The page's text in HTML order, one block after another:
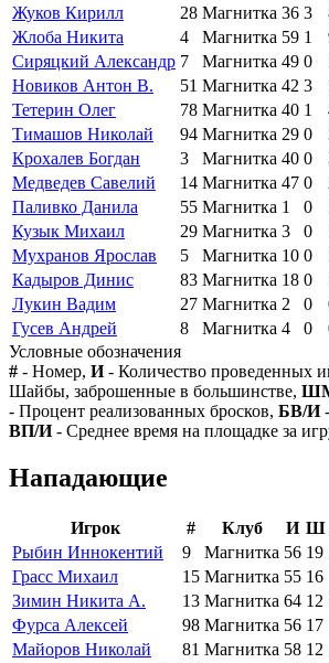
Жуков Кирилл
28 Магнитка 36 3
Жлоба Никита
4 Магнитка 59 1
Сиряцкий Александр 7 Магнитка 49 0
Новиков Антон В.
51 Магнитка 42 3
Тетерин Олег
78 Магнитка 40 1
Тимашов Николай
94 Магнитка 29 0
Крохалев Богдан
3 Магнитка 40 0
Медведев Савелий
14 Магнитка 47 0
Паливко Данила
55 Магнитка 1 0
Кузык Михаил
29 Магнитка 3 0
Мухранов Ярослав
5 Магнитка 10 0
Кадыров Динис
83 Магнитка 18 0
Лукин Вадим
27 Магнитка 2 0
Гусев Андрей
8 Магнитка 4 0
Условные обозначения
# - Номер, И- Количество проведенных
Шайбы, заброшенные в большинстве,
- Процент реализованных бросков, БВ/И-
ВП/И- Среднее время на площадке за
Нападающие
Игрок # Клуб И Ш
Рыбин Иннокентий
9 Магнитка 56 19
Грасс Михаил
15 Магнитка 55 16
Зимин Никита А.
13 Магнитка 64 12
Фурса Алексей
98 Магнитка 56 17
Майоров Николай
81 Магнитка 58 12